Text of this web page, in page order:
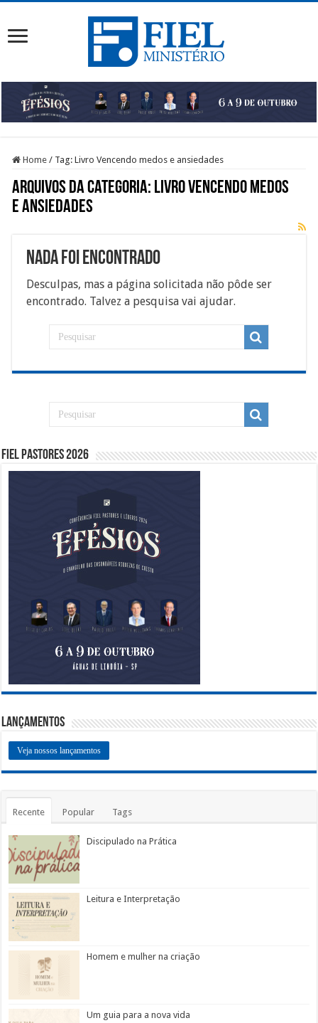
Home / Tag:Livro Vencendo medos e ansiedades
Arquivos da categoria: Livro Vencendo medos
e ansiedades
Nada foi Encontrado
Desculpas, mas a página solicitada não pôde ser
encontrado. Talvez a pesquisa vai ajudar.
Fiel Pastores 2026
Lançamentos
Veja nossos lançamentos
Recente Popular Tags
Discipulado na Prática
Leitura e Interpretação
Homem e mulher na criação
Um guia para a nova vida